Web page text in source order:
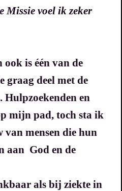
Missie voel ik zeker
ook is één van de
graag deel met de
Hulpzoekenden en
mijn pad, toch sta ik
van mensen die hun
aan God en de
als bij ziekte in